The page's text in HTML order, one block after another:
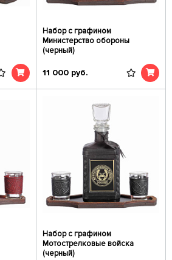
Набор с графином
Министерство обороны
(черный)
11 000 руб.
Набор с графином
Мотострелковые войска
(черный)